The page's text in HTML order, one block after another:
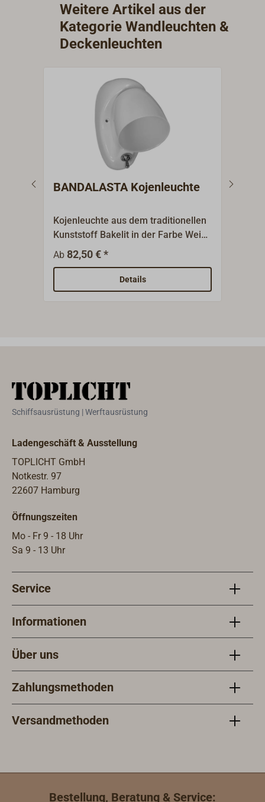
Weitere Artikel aus der
Kategorie Wandleuchten &
Deckenleuchten
BANDALASTA Kojenleuchte
Kojenleuchte aus dem traditionellen
Kunststoff Bakelit in der Farbe Weiß.
Sehr authentisch im Stil der 50er
Jahre. Lieferbar mit oder ohne
(Max.25W, Lieferung ohne
Ab 82,50 € *
Details
Schiffsausrüstung | Werftausrüstung
Ladengeschäft & Ausstellung
TOPLICHT GmbH
Notkestr. 97
22607 Hamburg
Öffnungszeiten
Mo - Fr 9 - 18 Uhr
Sa 9 - 13 Uhr
Service
Informationen
Über uns
Zahlungsmethoden
Versandmethoden
Bestellung, Beratung & Service: